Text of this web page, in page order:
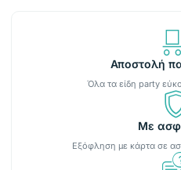
Αποστολή
Όλα τα είδη party
Με
Εξόφληση με κάρτα σε